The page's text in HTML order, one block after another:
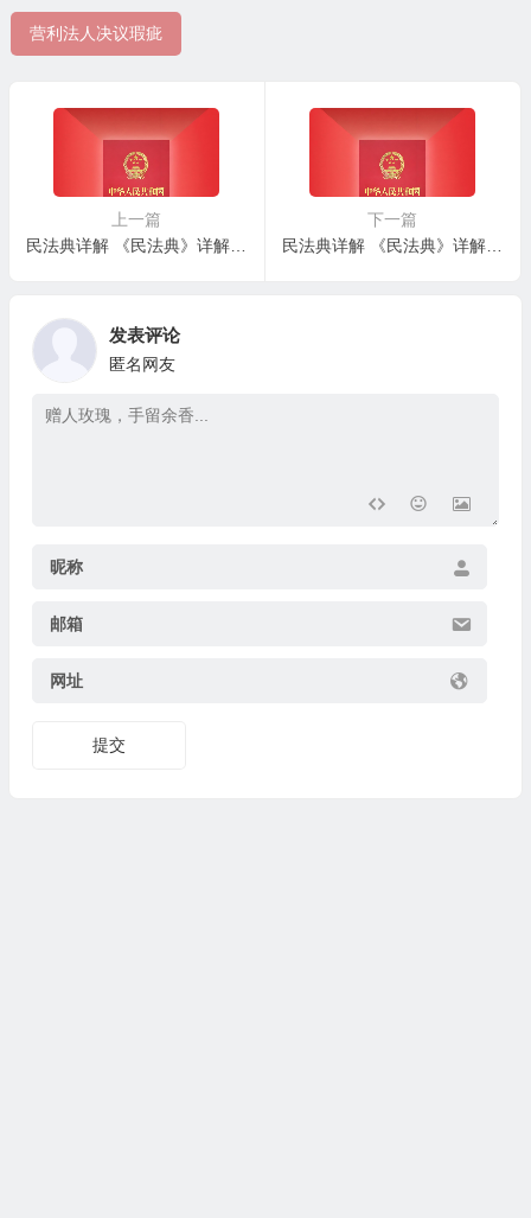
营利法人决议瑕疵
上一篇
民法典详解 《民法典》详解 – 第八十四条：利用关联关系损害法人利益
下一篇
民法典详解 《民法典》详解 – 第八十六条：营利法人经营活动准则
发表评论
匿名网友
昵称
邮箱
网址
提交